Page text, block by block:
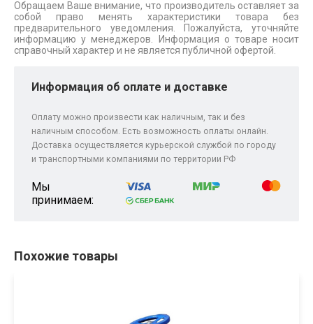
Обращаем Ваше внимание, что производитель оставляет за
собой право менять характеристики товара без
предварительного уведомления. Пожалуйста, уточняйте
информацию у менеджеров. Информация о товаре носит
справочный характер и не является публичной офертой.
Информация об оплате и доставке
Оплату можно произвести как наличным, так и без
наличным способом. Есть возможность оплаты онлайн.
Доставка осуществляется курьерской службой по городу
и транспортными компаниями по территории РФ
Мы
принимаем:
Похожие товары